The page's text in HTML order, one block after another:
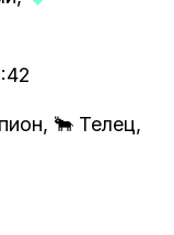
🐂 Телец,